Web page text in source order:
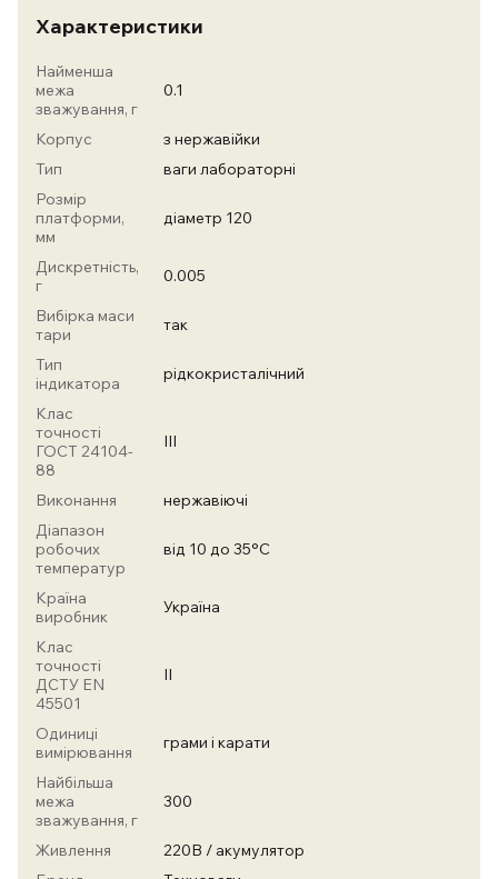
Характеристики
Найменша
межа
зважування, г
0.1
Корпус
з нержавійки
Тип
ваги лабораторні
Розмір
платформи,
мм
діаметр 120
Дискретність,
г
0.005
Вибірка маси
тари
так
Тип
індикатора
рідкокристалічний
Клас
точності
ГОСТ 24104-
88
III
Виконання
нержавіючі
Діапазон
робочих
температур
від 10 до 35°С
Країна
виробник
Україна
Клас
точності
ДСТУ EN
45501
II
Одиниці
вимірювання
грами і карати
Найбільша
межа
зважування, г
300
Живлення
220В / акумулятор